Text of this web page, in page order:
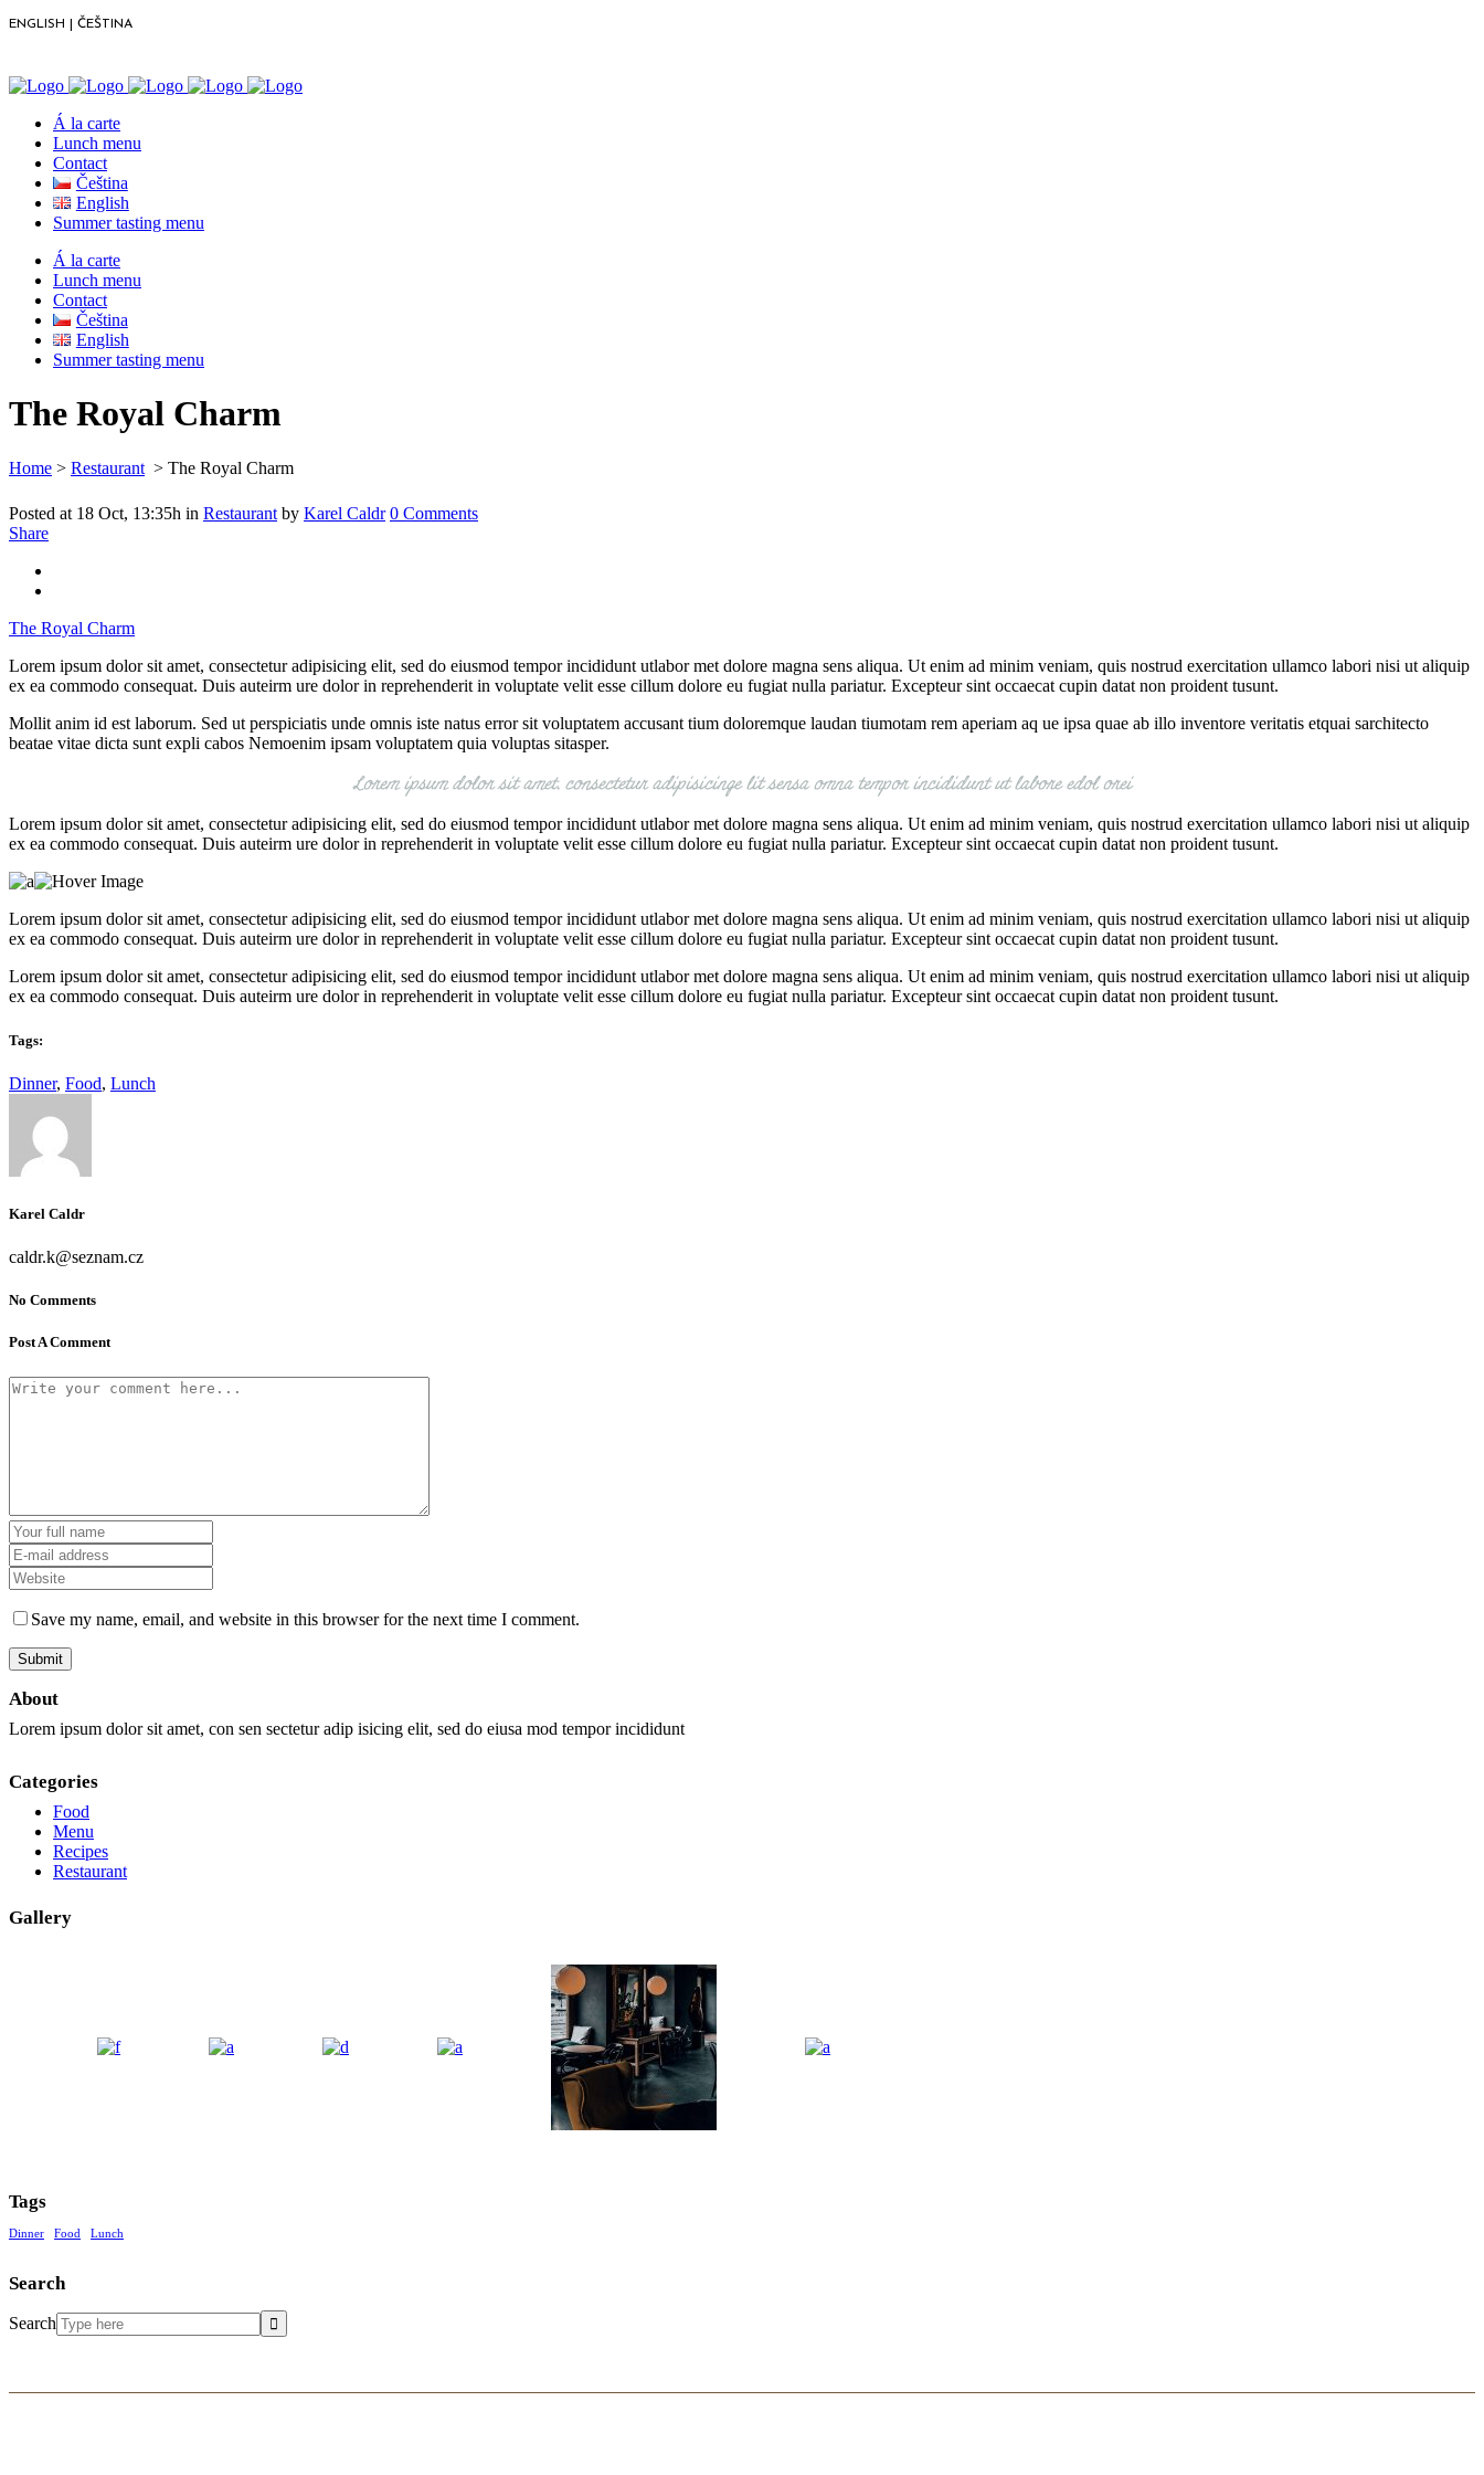
ENGLISH ČEŠTINA
Á la carte
Lunch menu
Contact
Čeština
English
Summer tasting menu
Á la carte
Lunch menu
Contact
Čeština
English
Summer tasting menu
The Royal Charm
Home > Restaurant > The Royal Charm
Posted at 18 Oct, 13:35h in Restaurant by Karel Caldr 0 Comments
Share
The Royal Charm
Lorem ipsum dolor sit amet, consectetur adipisicing elit, sed do eiusmod tempor incididunt utlabor met dolore magna sens aliqua. Ut enim ad minim veniam, quis nostrud exercitation ullamco labori nisi ut aliquip
ex ea commodo consequat. Duis auteirm ure dolor in reprehenderit in voluptate velit esse cillum dolore eu fugiat nulla pariatur. Excepteur sint occaecat cupin datat non proident tusunt.
Mollit anim id est laborum. Sed ut perspiciatis unde omnis iste natus error sit voluptatem accusant tium doloremque laudan tiumotam rem aperiam aq ue ipsa quae ab illo inventore veritatis etquai sarchitecto
beatae vitae dicta sunt expli cabos Nemoenim ipsam voluptatem quia voluptas sitasper.
Lorem ipsum dolor sit amet, consectetur adipisicinge lit sensa omna tempor incididunt ut labore edol orei
Lorem ipsum dolor sit amet, consectetur adipisicing elit, sed do eiusmod tempor incididunt utlabor met dolore magna sens aliqua. Ut enim ad minim veniam, quis nostrud exercitation ullamco labori nisi ut aliquip
ex ea commodo consequat. Duis auteirm ure dolor in reprehenderit in voluptate velit esse cillum dolore eu fugiat nulla pariatur. Excepteur sint occaecat cupin datat non proident tusunt.
Lorem ipsum dolor sit amet, consectetur adipisicing elit, sed do eiusmod tempor incididunt utlabor met dolore magna sens aliqua. Ut enim ad minim veniam, quis nostrud exercitation ullamco labori nisi ut aliquip
ex ea commodo consequat. Duis auteirm ure dolor in reprehenderit in voluptate velit esse cillum dolore eu fugiat nulla pariatur. Excepteur sint occaecat cupin datat non proident tusunt.
Lorem ipsum dolor sit amet, consectetur adipisicing elit, sed do eiusmod tempor incididunt utlabor met dolore magna sens aliqua. Ut enim ad minim veniam, quis nostrud exercitation ullamco labori nisi ut aliquip
ex ea commodo consequat. Duis auteirm ure dolor in reprehenderit in voluptate velit esse cillum dolore eu fugiat nulla pariatur. Excepteur sint occaecat cupin datat non proident tusunt.
Tags:
Dinner, Food, Lunch
Karel Caldr
caldr.k@seznam.cz
No Comments
Post A Comment
Save my name, email, and website in this browser for the next time I comment.
About
Lorem ipsum dolor sit amet, con sen sectetur adip isicing elit, sed do eiusa mod tempor incididunt
Categories
Food
Menu
Recipes
Restaurant
Gallery
Tags
Dinner Food Lunch
Search
Search